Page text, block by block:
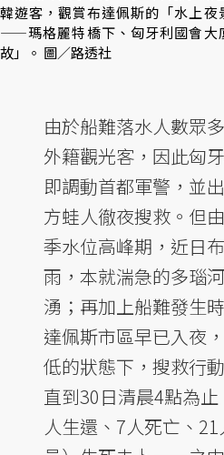
韓遊客，觀賞布達佩斯的「水上
——瑪格麗特橋下、匈牙利國會
故」。 圖／路透社
由於船難落水人數眾
外籍觀光客，因此匈
即調動首都軍警，並
方蛙人徹夜搜救。但
季水位高峰期，近日
雨，本就湍急的多瑙
湧；再加上船難發生
達佩斯市區早已入夜
低的狀態下，搜救行
直到30日清晨4點為
人生還、7人死亡、